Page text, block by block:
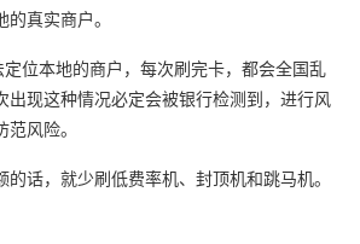
真实商户。
位本地的商户，每次刷完卡，都会全国乱
出现这种情况必定会被银行检测到，进行风
风险。
话，就少刷低费率机、封顶机和跳马机。